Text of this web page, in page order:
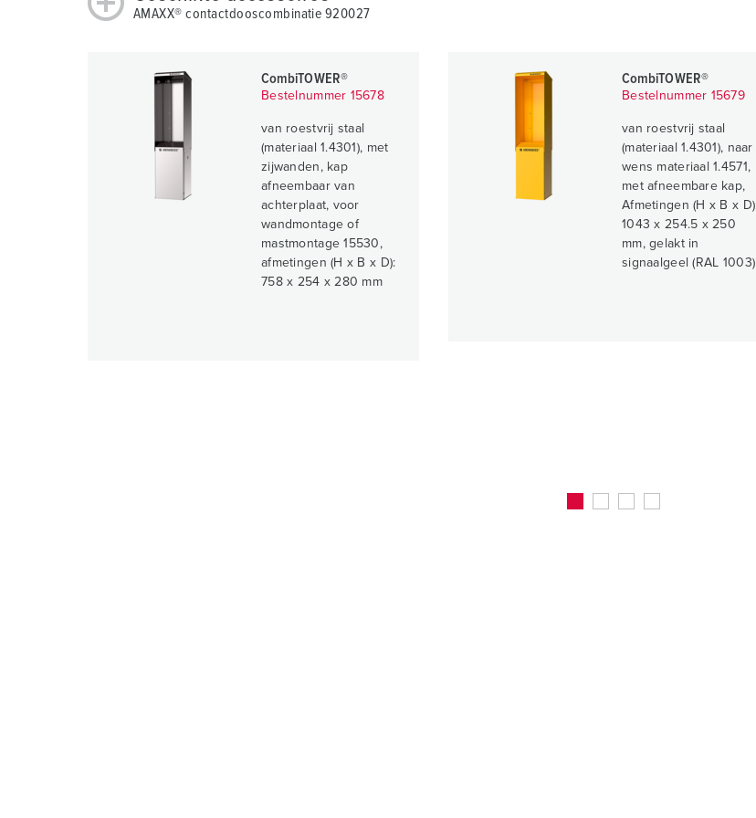
AMAXX® contactdooscombinatie 920027
CombiTOWER®
Bestelnummer 15678
van roestvrij staal
(materiaal 1.4301), met
zijwanden, kap
afneembaar van
achterplaat, voor
wandmontage of
mastmontage 15530,
afmetingen (H x B x D):
758 x 254 x 280 mm
CombiTOWER®
Bestelnummer 15679
van roestvrij staal
(materiaal 1.4301), naar
wens materiaal 1.4571,
met afneembare kap,
Afmetingen (H x B x
1043 x 254.5 x 250
mm, gelakt in
signaalgeel (RAL 1003)